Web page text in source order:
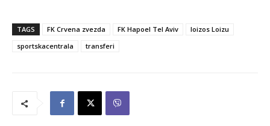
TAGS FK Crvena zvezda FK Hapoel Tel Aviv
loizos Loizu
sportskacentrala
transferi